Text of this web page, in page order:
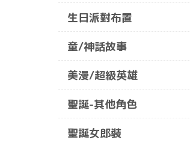
生日派對布置
童/神話故事
美漫/超級英雄
聖誕-其他角色
聖誕女郎裝